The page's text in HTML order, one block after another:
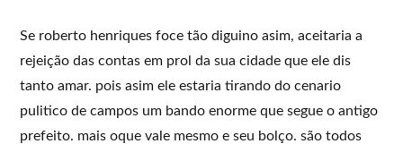
Se roberto henriques foce tão diguino asim, aceitaria a
rejeição das contas em prol da sua cidade que ele dis
tanto amar. pois asim ele estaria tirando do cenario
pulitico de campos um bando enorme que segue o antigo
prefeito. mais oque vale mesmo e seu bolço. são todos